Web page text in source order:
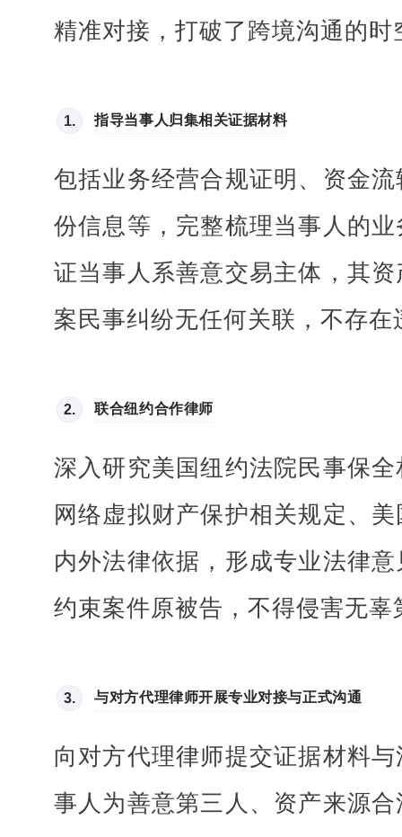
精准对接，打破了跨境沟通的
1. 指导当事人归集相关证据材料
包括业务经营合规证明、资金
份信息等，完整梳理当事人的
证当事人系善意交易主体，其
案民事纠纷无任何关联，不存在
2. 联合纽约合作律师
深入研究美国纽约法院民事保
网络虚拟财产保护相关规定、
内外法律依据，形成专业法律
约束案件原被告，不得侵害无
3. 与对方代理律师开展专业对接与正式沟通
向对方代理律师提交证据材料
事人为善意第三人、资产来源